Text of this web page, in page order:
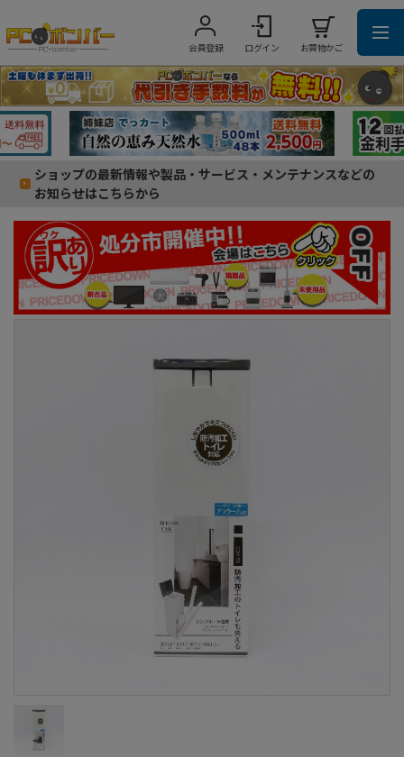
会員登録 ログイン お買物かご
ショップの最新情報や製品・サービス・メンテナンスなどの
お知らせはこちらから